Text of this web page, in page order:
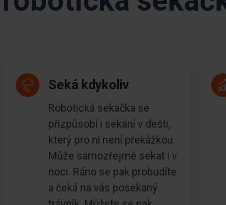
Seká kdykoliv
Robotická sekačka se
přizpůsobí i sekání v dešti,
který pro ni není překážkou.
Může samozřejmě sekat i v
noci. Ráno se pak probudíte
a čeká na vás posekaný